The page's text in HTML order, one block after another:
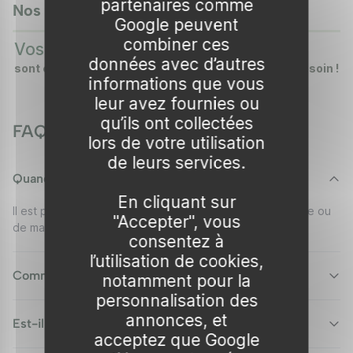
Type :
Arbuste
1 à 2 mètres
Envergure :1 à 1,5 mètre
Port :
Croissance :30 cm/an
Persistant, linéaire et vert foncé
Juin à septembre
Rusticité :
Résiste jusqu'à -5°C
Exposition :
Plein soleil
Bien drainé, neutre à légèrement acide
Conseils de plantation
Pour planter votre Rince-bouteille Violet, choisissez
une période idéale comprise entre octobre et
Nos vidéos
DÉCOUVREZ COMMENT
Vos plantes
sont emballées en carton !
DÉCOUVREZ COMMENT
Vos arbres
sont emballés avec soin !
FAQ
Quand planter le Rince-bouteille Violet ?
Il est préférable de le planter entre octobre et novembre ou
de mars à avril.
Comment entretenir ce type d'arbuste ?
Est-il adapté aux jardins méditerranéens ?
partenaires comme
Google peuvent
combiner ces
données avec d’autres
informations que vous
leur avez fournies ou
qu’ils ont collectées
lors de votre utilisation
de leurs services.
En cliquant sur
"Accepter", vous
consentez à
l’utilisation de cookies,
notamment pour la
personnalisation des
annonces, et
acceptez que Google